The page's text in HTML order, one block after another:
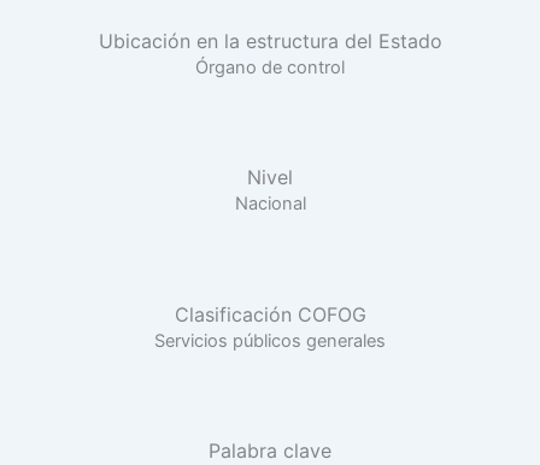
Ubicación en la estructura del Estado
Órgano de control
Nivel
Nacional
Clasificación COFOG
Servicios públicos generales
Palabra clave